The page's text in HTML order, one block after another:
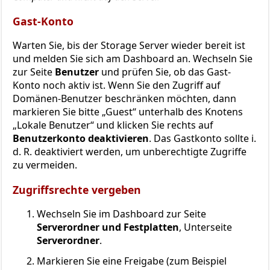
Gast-Konto
Warten Sie, bis der Storage Server wieder bereit ist
und melden Sie sich am Dashboard an. Wechseln Sie
zur Seite Benutzer und prüfen Sie, ob das Gast-
Konto noch aktiv ist. Wenn Sie den Zugriff auf
Domänen-Benutzer beschränken möchten, dann
markieren Sie bitte „Guest“ unterhalb des Knotens
„Lokale Benutzer“ und klicken Sie rechts auf
Benutzerkonto deaktivieren. Das Gastkonto sollte i.
d. R. deaktiviert werden, um unberechtigte Zugriffe
zu vermeiden.
Zugriffsrechte vergeben
Wechseln Sie im Dashboard zur Seite
Serverordner und Festplatten, Unterseite
Serverordner.
Markieren Sie eine Freigabe (zum Beispiel